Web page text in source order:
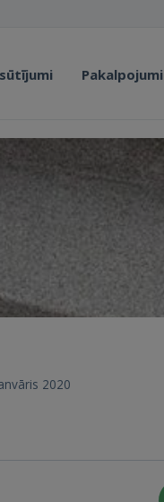
Pakalpojumi
2020